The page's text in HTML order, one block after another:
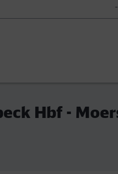
Hbf -